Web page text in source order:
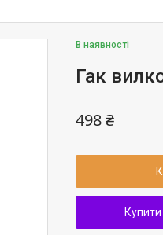
В наявності
Гак
498 ₴
Купити